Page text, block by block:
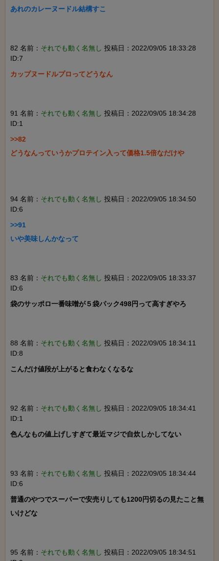
あれのカレーヌードル結構すこ
82 名前： それでも動く名無し 投稿日：2022/09/05 18:33:28
ID:7
カップヌードルプロってどうなん
91 名前： それでも動く名無し 投稿日：2022/09/05 18:34:28
ID:1
>>82
どうなんっていうかプロテイン入って価格1.5倍なだけや
94 名前： それでも動く名無し 投稿日：2022/09/05 18:34:50
ID:6
>>91
いや美味しんかなって
83 名前： それでも動く名無し 投稿日：2022/09/05 18:33:37
ID:6
袋のサッポロ一番味噌が５袋パック498円って高すぎやろ
88 名前： それでも動く名無し 投稿日：2022/09/05 18:34:11
ID:8
こんだけ値段が上がると食わなくなるな
92 名前： それでも動く名無し 投稿日：2022/09/05 18:34:41
ID:1
色んなもの値上げしすぎて最近マジで自炊しかしてない
93 名前： それでも動く名無し 投稿日：2022/09/05 18:34:44
ID:6
普通のやつでスーパーで安売りしても1200円切るの見たこと無
いけどな
95 名前： それでも動く名無し 投稿日：2022/09/05 18:34:51